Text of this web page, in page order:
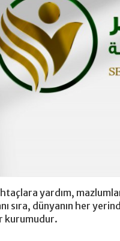
yardım,
sıra, dünyanın her
kurumudur.